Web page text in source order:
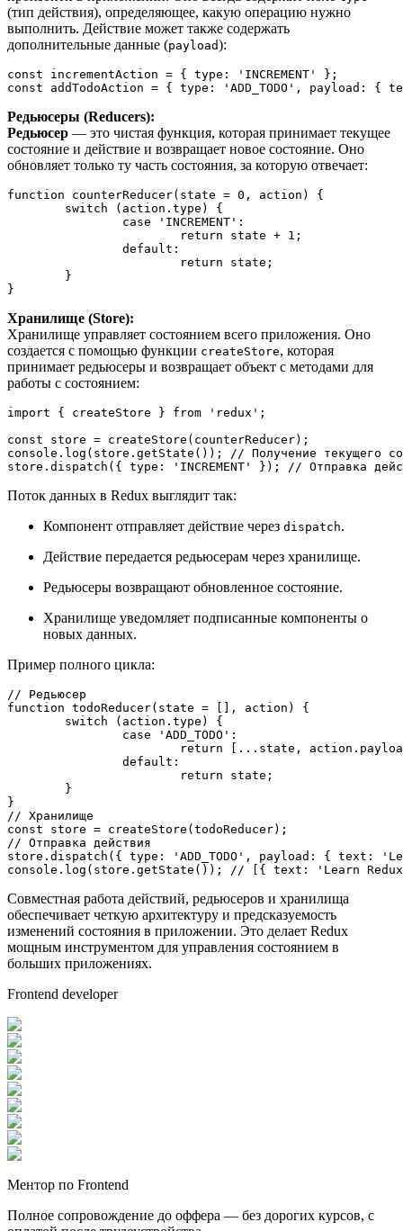
(тип действия), определяющее, какую операцию нужно
выполнить. Действие может также содержать
дополнительные данные (payload):
const incrementAction = { type : 'INCREMENT'
const addTodoAction = { type : 'ADD_TODO' , payload : {
Редьюсеры (Reducers):
Редьюсер — это чистая функция, которая принимает текущее
состояние и действие и возвращает новое состояние. Оно
обновляет только ту часть состояния, за которую отвечает:
function counterReducer( state = 0 , action ) {
switch (action.type) {
case
'INCREMENT' :
return state + 1 ;
default :
return state;
}
Хранилище (Store):
Хранилище управляет состоянием всего приложения. Оно
создается с помощью функции createStore, которая
принимает редьюсеры и возвращает объект с методами для
работы с состоянием:
import { createStore } from 'redux' ;
const store = createStore
console . log (store. getState ());
// Получение текущего
store. dispatch ({ type : 'INCREMENT' }); // Отправка
Поток данных в Redux выглядит так:
Компонент отправляет действие через dispatch.
Действие передается редьюсерам через хранилище.
Редьюсеры возвращают обновленное состояние.
Хранилище уведомляет подписанные компоненты о
новых данных.
Пример полного цикла:
// Редьюсер
function todoReducer( state = [], action ) {
switch (action. type ) {
case
'ADD_TODO' :
return [...state, action.
default :
return state;
// Хранилище
const store = createStore
// Отправка действия
store. dispatch ({ type : 'ADD_TODO' , payload : { text :
console . log (store. getState ()); // [{ text: 'Learn
Совместная работа действий, редьюсеров и хранилища
обеспечивает четкую архитектуру и предсказуемость
изменений состояния в приложении. Это делает Redux
мощным инструментом для управления состоянием в
больших приложениях.
Frontend developer
Ментор по Frontend
Полное сопровождение до оффера — без дорогих курсов, с